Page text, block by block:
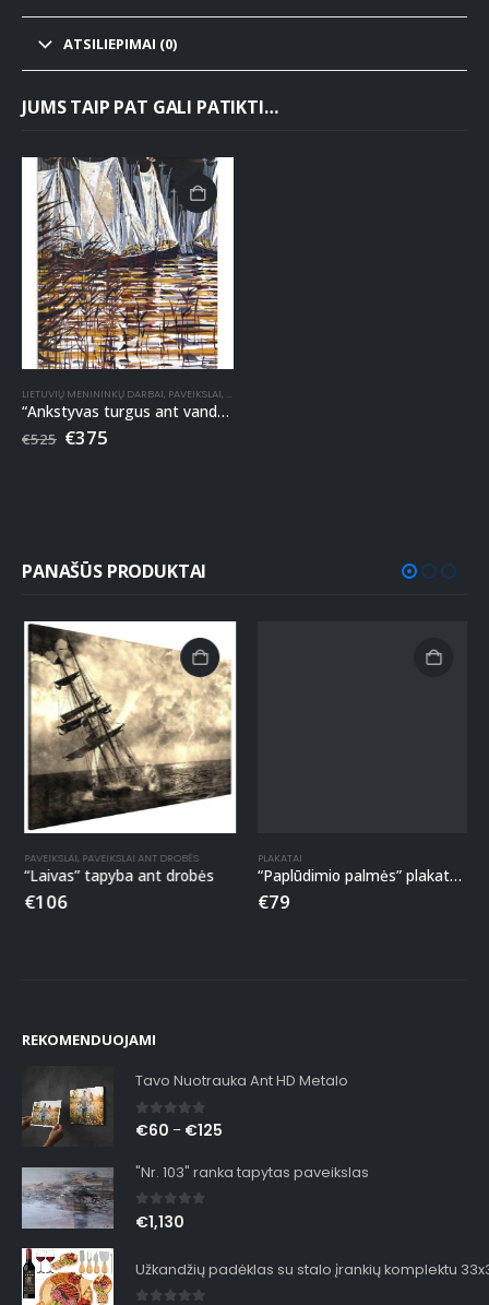
ATSILIEPIMAI (0)
JUMS TAIP PAT GALI PATIKTI…
LIETUVIŲ MENININKŲ DARBAI, PAVEIKSLAI, RANKA TAPYTI PAVEIKSLAI
“Ankstyvas turgus ant vandens” ranka tapytas paveikslas
€525 €375
PANAŠŪS PRODUKTAI
PAVEIKSLAI, PAVEIKSLAI ANT DROBĖS
“Laivas” tapyba ant drobės
€106
PLAKATAI
“Paplūdimio palmės” plakatų rinkinys
€79
REKOMENDUOJAMI
Tavo Nuotrauka Ant HD Metalo
0out of 5
€60 – €125
"Nr. 103" ranka tapytas paveikslas
0out of 5
€1,130
Užkandžių padėklas su stalo įrankių komplektu